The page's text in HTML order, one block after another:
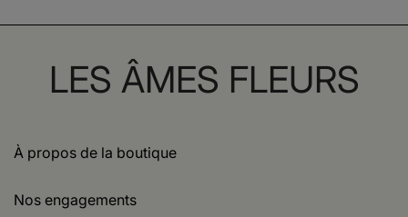
LES ÂMES FLEURS
À propos de la boutique
Nos engagements